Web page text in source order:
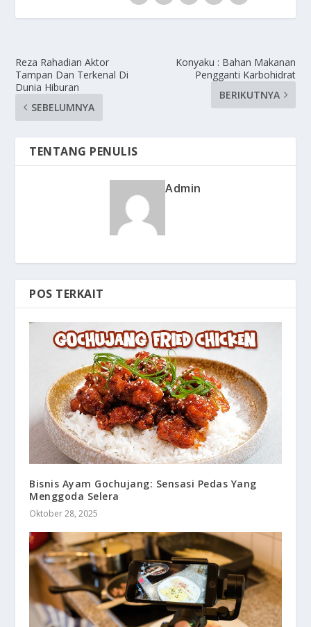
Reza Rahadian Aktor
Tampan Dan Terkenal Di
Dunia Hiburan
SEBELUMNYA
Konyaku : Bahan Makanan
Pengganti Karbohidrat
BERIKUTNYA
TENTANG PENULIS
Admin
POS TERKAIT
Bisnis Ayam Gochujang: Sensasi Pedas Yang
Menggoda Selera
Oktober 28, 2025